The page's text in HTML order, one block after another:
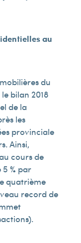
au
du
bilan 2018
de la
les
provinciale
Ainsi,
cours de
5 % par
quatrième
record de